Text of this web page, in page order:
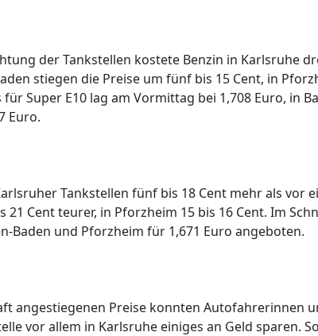
der Tankstellen kostete Benzin in Karlsruhe
stiegen die Preise um fünf bis 15 Cent, in
Super E10 lag am Vormittag bei 1,708 Euro, in
Euro.
Tankstellen fünf bis 18 Cent mehr als vor
21 Cent teurer, in Pforzheim 15 bis 16 Cent. Im
Baden und Pforzheim für 1,671 Euro angeboten.
angestiegenen Preise konnten Autofahrerinnen
vor allem in Karlsruhe einiges an Geld sparen.